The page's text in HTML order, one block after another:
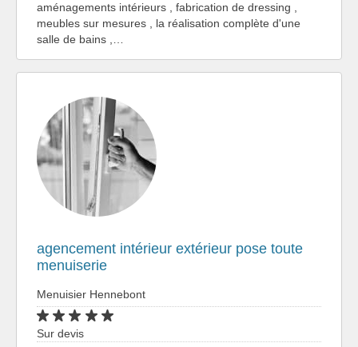
aménagements intérieurs , fabrication de dressing ,
meubles sur mesures , la réalisation complète d'une
salle de bains ,…
agencement intérieur extérieur pose toute
menuiserie
Menuisier Hennebont
Sur devis